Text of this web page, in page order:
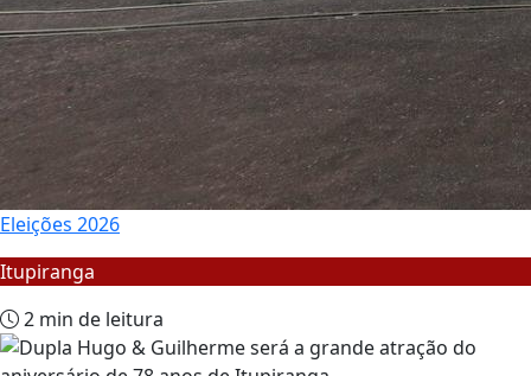
Eleições 2026
Itupiranga
2 min de leitura